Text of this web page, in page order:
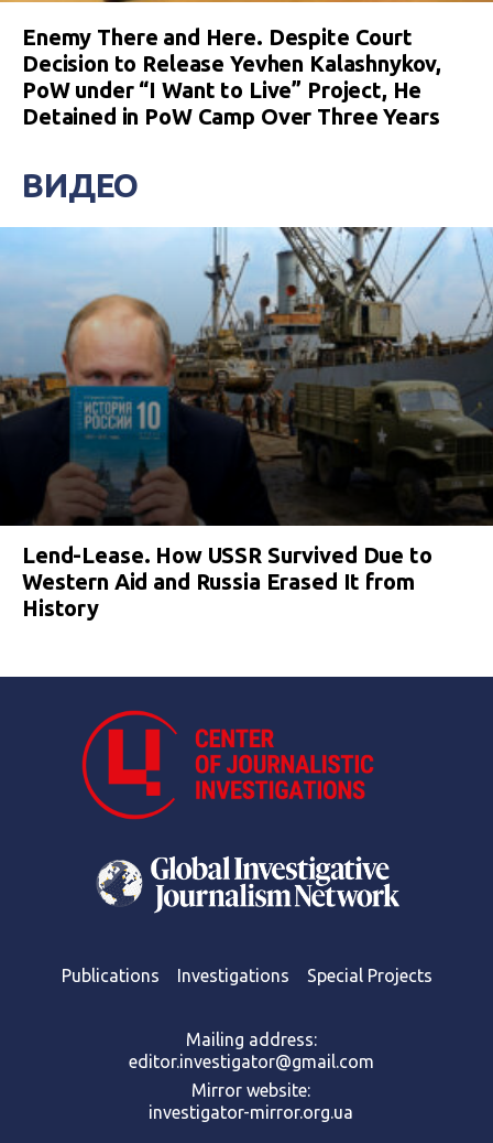
Enemy There and Here. Despite Court
Decision to Release Yevhen Kalashnykov,
PoW under “I Want to Live” Project, He
Detained in PoW Camp Over Three Years
ВИДЕО
Lend-Lease. How USSR Survived Due to
Western Aid and Russia Erased It from
History
Publications Investigations Special Projects
Mailing address:
editor.investigator@gmail.com
Mirror website:
investigator-mirror.org.ua